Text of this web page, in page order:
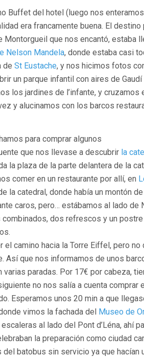
Buffet del hotel (luego nos
era francamente buena. El
Montorgueil que nos encantó, estaba
Nelson Mandela, donde estaba casi
de St Eustache, y nos hicimos fotos
un parque infantil con aires de
los jardines de l’infante, y cruzamos
y alucinamos con los barcos
para comprar algunos
que nos llevase a descubrir la
la plaza de la parte delantera de la
comer en un restaurante por allí, en
la catedral, donde había un montón
caros, pero… estábamos al lado de
dos refrescos y un
camino hacia la Torre Eiffel, pero no
Así que nos informamos de unos
paradas. Por 17€ por cabeza,
no nos salía a cuenta comprar
Esperamos unos 20 min a que
vimos la fachada del Museo de
al lado del Pont d’Léna, ahí
la preparación como ciudad
del batobus sin servicio ya que hacían